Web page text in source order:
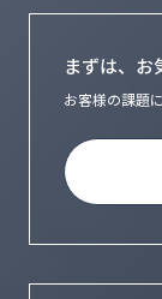
まずは、お
お客様の課題